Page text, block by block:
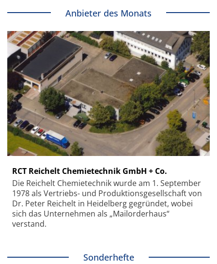
Anbieter des Monats
RCT Reichelt Chemietechnik GmbH + Co.
Die Reichelt Chemietechnik wurde am 1. September
1978 als Vertriebs- und Produktionsgesellschaft von
Dr. Peter Reichelt in Heidelberg gegründet, wobei
sich das Unternehmen als „Mailorderhaus“
verstand.
Sonderhefte